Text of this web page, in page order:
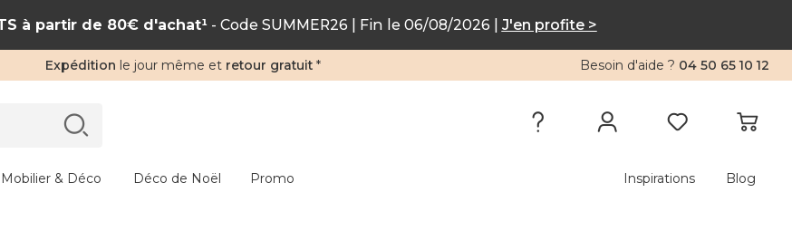
à partir de 80€ d'achat¹- Code SUMMER26 | Fin le 06/08/2026 | J'en profite >
Expédition le jour même et retour gratuit * Besoin d'aide ? 04 50 65 10 12
Mobilier & Déco Déco de Noël Promo Inspirations Blog